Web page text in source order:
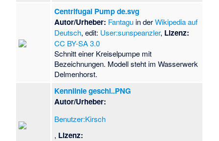
Centrifugal Pump de.svg
Autor/Urheber: Fantagu in derWikipedia auf
Deutsch, edit: User:sunspeanzler, Lizenz:
CC BY-SA 3.0
Schnitt einer Kreiselpumpe mit
Bezeichnungen. Modell steht im Wasserwerk
Delmenhorst.
Kennlinie geschl..PNG
Autor/Urheber:
Benutzer:Kirsch
, Lizenz: